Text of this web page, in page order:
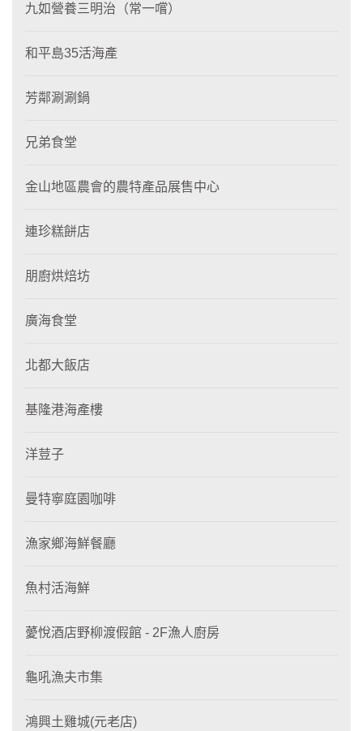
九如營養三明治（常一嚐）
和平島35活海產
芳鄰涮涮鍋
兄弟食堂
金山地區農會的農特產品展售中心
連珍糕餅店
朋廚烘焙坊
廣海食堂
北都大飯店
基隆港海產樓
洋荳子
曼特寧庭園咖啡
漁家鄉海鮮餐廳
魚村活海鮮
薆悅酒店野柳渡假館 - 2F漁人廚房
龜吼漁夫市集
鴻興土雞城(元老店)